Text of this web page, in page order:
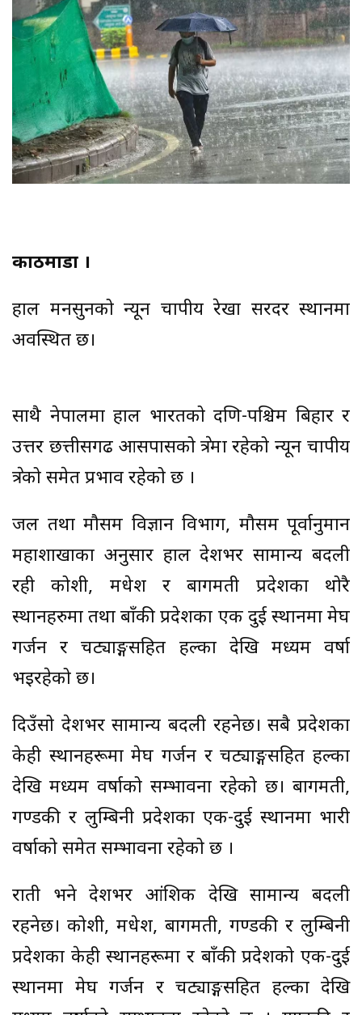
काठमाडौं ।
हाल मनसुनको न्यून चापीय रेखा सरदर स्थानमा
अवस्थित छ।
साथै नेपालमा हाल भारतको दक्षिण-पश्चिम बिहार र
उत्तर छत्तीसगढ आसपासको क्षेत्रमा रहेको न्यून चापीय
क्षेत्रको समेत प्रभाव रहेको छ ।
जल तथा मौसम विज्ञान विभाग, मौसम पूर्वानुमान
महाशाखाका अनुसार हाल देशभर सामान्य बदली
रही कोशी, मधेश र बागमती प्रदेशका थोरै
स्थानहरुमा तथा बाँकी प्रदेशका एक दुई स्थानमा मेघ
गर्जन र चट्याङ्गसहित हल्का देखि मध्यम वर्षा
भइरहेको छ।
दिउँसो देशभर सामान्य बदली रहनेछ। सबै प्रदेशका
केही स्थानहरूमा मेघ गर्जन र चट्याङ्गसहित हल्का
देखि मध्यम वर्षाको सम्भावना रहेको छ। बागमती,
गण्डकी र लुम्बिनी प्रदेशका एक-दुई स्थानमा भारी
वर्षाको समेत सम्भावना रहेको छ ।
राती भने देशभर आंशिक देखि सामान्य बदली
रहनेछ। कोशी, मधेश, बागमती, गण्डकी र लुम्बिनी
प्रदेशका केही स्थानहरूमा र बाँकी प्रदेशको एक-दुई
स्थानमा मेघ गर्जन र चट्याङ्गसहित हल्का देखि